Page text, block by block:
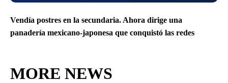
Vendía postres en la secundaria. Ahora dirige una
panadería mexicano-japonesa que conquistó las redes
MORE NEWS